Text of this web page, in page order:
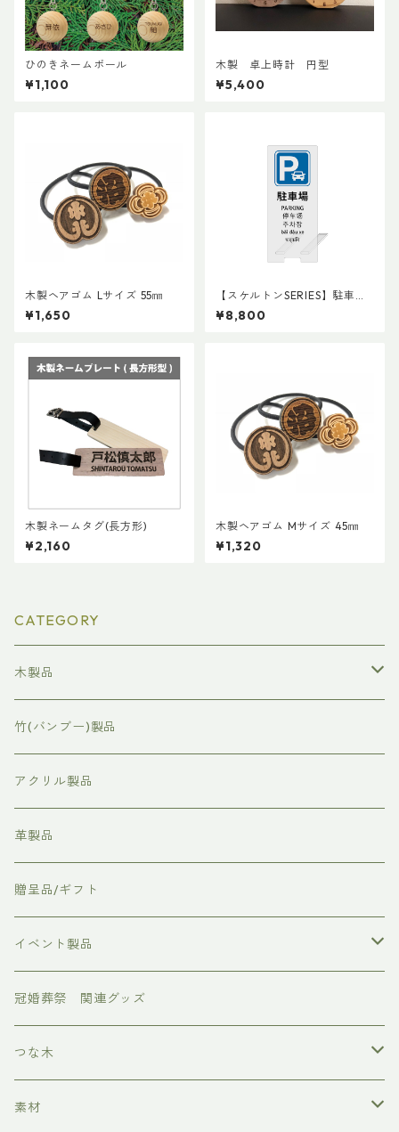
ひのきネームボール
¥1,100
木製 卓上時計 円型
¥5,400
木製ヘアゴム Lサイズ 55㎜
¥1,650
【スケルトンSERIES】駐車場
サイン l 他言語対応可能
¥8,800
木製ネームタグ(長方形)
¥2,160
木製ヘアゴム Mサイズ 45㎜
¥1,320
CATEGORY
木製品
表彰状/感謝状
命名板
社章/バッチ
時計/置時計
フォトボード
竹(バンブー)製品
アクリル製品
革製品
贈呈品/ギフト
イベント製品
お正月
節分
ひなまつり
冠婚葬祭 関連グッズ
つな木
クランプ
素材